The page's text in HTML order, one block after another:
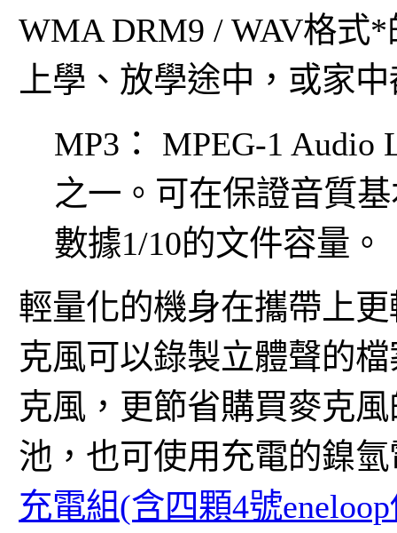
WMA DRM9 / WAV格式
上學、放學途中，或家
MP3： MPEG-1 Audio
之一。可在保證音質
數據1/10的文件容量。
輕量化的機身在攜帶上
克風可以錄製立體聲的
克風，更節省購買麥克
池，也可使用充電的鎳
充電組(含四顆4號